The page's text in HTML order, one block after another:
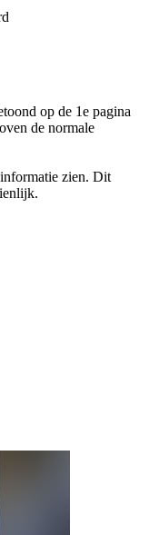
op de 1e pagina
de normale
zien. Dit